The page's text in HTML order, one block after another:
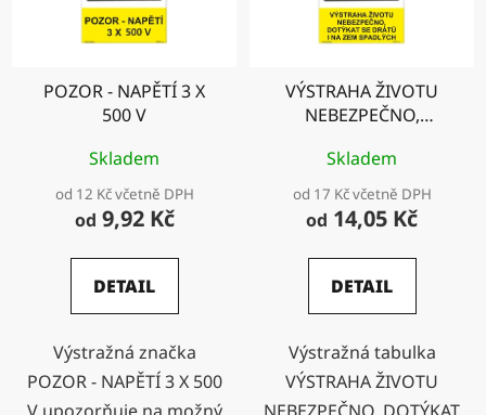
POZOR - NAPĚTÍ 3 X
500 V
Skladem
od 12 Kč včetně DPH
od 9,92 Kč
DETAIL
Výstražná značka
POZOR - NAPĚTÍ 3 X 500
VÝSTRAHA ŽIVOTU
NEBEZPEČNO,
NA ZEM SPADLÝCH
Skladem
od 17 Kč včetně DPH
od 14,05 Kč
DETAIL
Výstražná tabulka
VÝSTRAHA ŽIVOTU